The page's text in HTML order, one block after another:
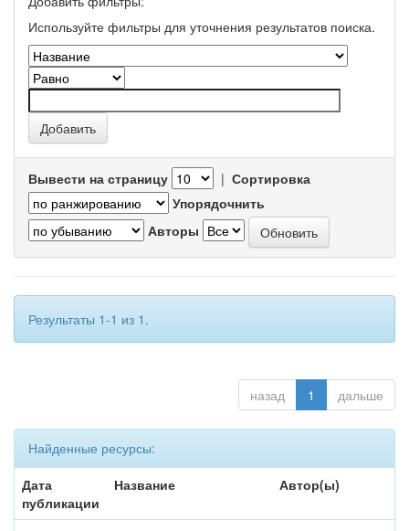
Используйте фильтры для уточнения результатов поиска.
Вывести на страницу | Сортировка
Упорядочнить
Авторы
Результаты 1-1 из 1.
назад 1 дальше
Найденные ресурсы:
Дата
публикации
Название Автор(ы)